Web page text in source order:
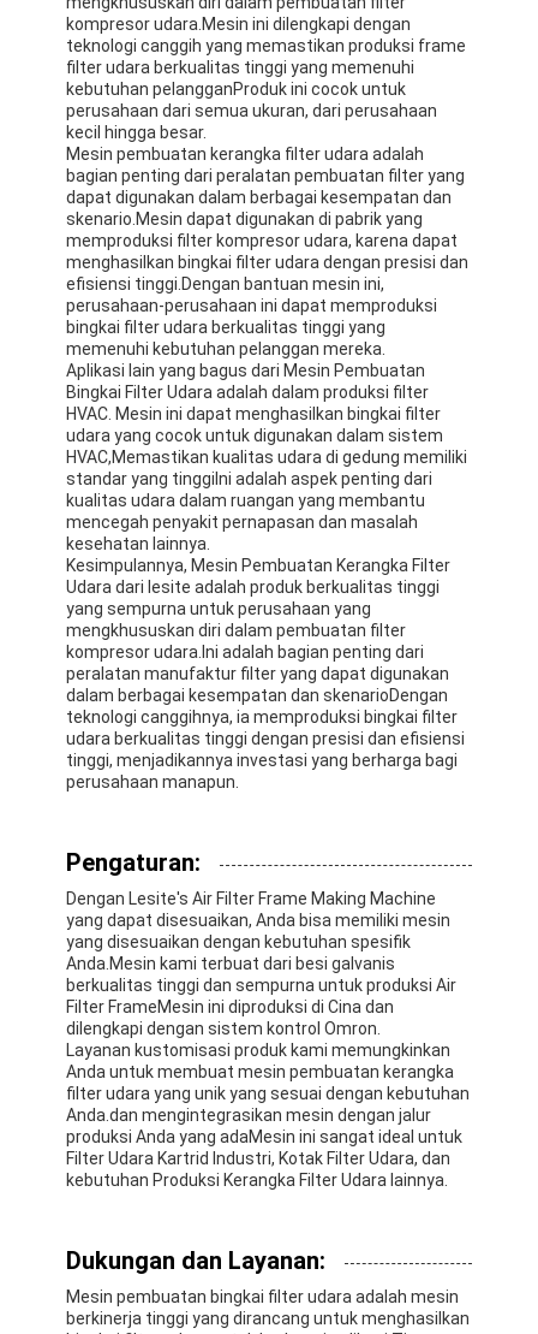
Filter Tas Hepa
kompresor udara.Mesin ini dilengkapi dengan
teknologi canggih yang memastikan produksi frame
filter udara berkualitas tinggi yang memenuhi
kebutuhan pelangganProduk ini cocok untuk
perusahaan dari semua ukuran, dari perusahaan
kecil hingga besar.
Mesin pembuatan kerangka filter udara adalah
bagian penting dari peralatan pembuatan filter yang
dapat digunakan dalam berbagai kesempatan dan
skenario.Mesin dapat digunakan di pabrik yang
memproduksi filter kompresor udara, karena dapat
menghasilkan bingkai filter udara dengan presisi dan
efisiensi tinggi.Dengan bantuan mesin ini,
perusahaan-perusahaan ini dapat memproduksi
bingkai filter udara berkualitas tinggi yang
memenuhi kebutuhan pelanggan mereka.
Aplikasi lain yang bagus dari Mesin Pembuatan
Bingkai Filter Udara adalah dalam produksi filter
HVAC. Mesin ini dapat menghasilkan bingkai filter
udara yang cocok untuk digunakan dalam sistem
HVAC,Memastikan kualitas udara di gedung memiliki
standar yang tinggiIni adalah aspek penting dari
kualitas udara dalam ruangan yang membantu
mencegah penyakit pernapasan dan masalah
kesehatan lainnya.
Kesimpulannya, Mesin Pembuatan Kerangka Filter
Udara dari lesite adalah produk berkualitas tinggi
yang sempurna untuk perusahaan yang
mengkhususkan diri dalam pembuatan filter
kompresor udara.Ini adalah bagian penting dari
peralatan manufaktur filter yang dapat digunakan
dalam berbagai kesempatan dan skenarioDengan
teknologi canggihnya, ia memproduksi bingkai filter
udara berkualitas tinggi dengan presisi dan efisiensi
tinggi, menjadikannya investasi yang berharga bagi
perusahaan manapun.
Pengaturan:
Dengan Lesite's Air Filter Frame Making Machine
yang dapat disesuaikan, Anda bisa memiliki mesin
yang disesuaikan dengan kebutuhan spesifik
Anda.Mesin kami terbuat dari besi galvanis
berkualitas tinggi dan sempurna untuk produksi Air
Filter FrameMesin ini diproduksi di Cina dan
dilengkapi dengan sistem kontrol Omron.
Layanan kustomisasi produk kami memungkinkan
Anda untuk membuat mesin pembuatan kerangka
filter udara yang unik yang sesuai dengan kebutuhan
Anda.dan mengintegrasikan mesin dengan jalur
produksi Anda yang adaMesin ini sangat ideal untuk
Filter Udara Kartrid Industri, Kotak Filter Udara, dan
kebutuhan Produksi Kerangka Filter Udara lainnya.
Dukungan dan Layanan:
Mesin pembuatan bingkai filter udara adalah mesin
berkinerja tinggi yang dirancang untuk menghasilkan